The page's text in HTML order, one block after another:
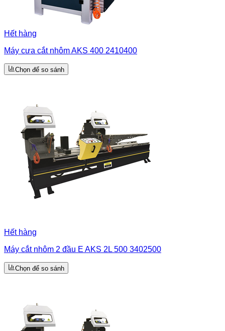
Hết hàng
Máy cưa cắt nhôm AKS 400 2410400
Chọn để so sánh
Hết hàng
Máy cắt nhôm 2 đầu E AKS 2L 500 3402500
Chọn để so sánh